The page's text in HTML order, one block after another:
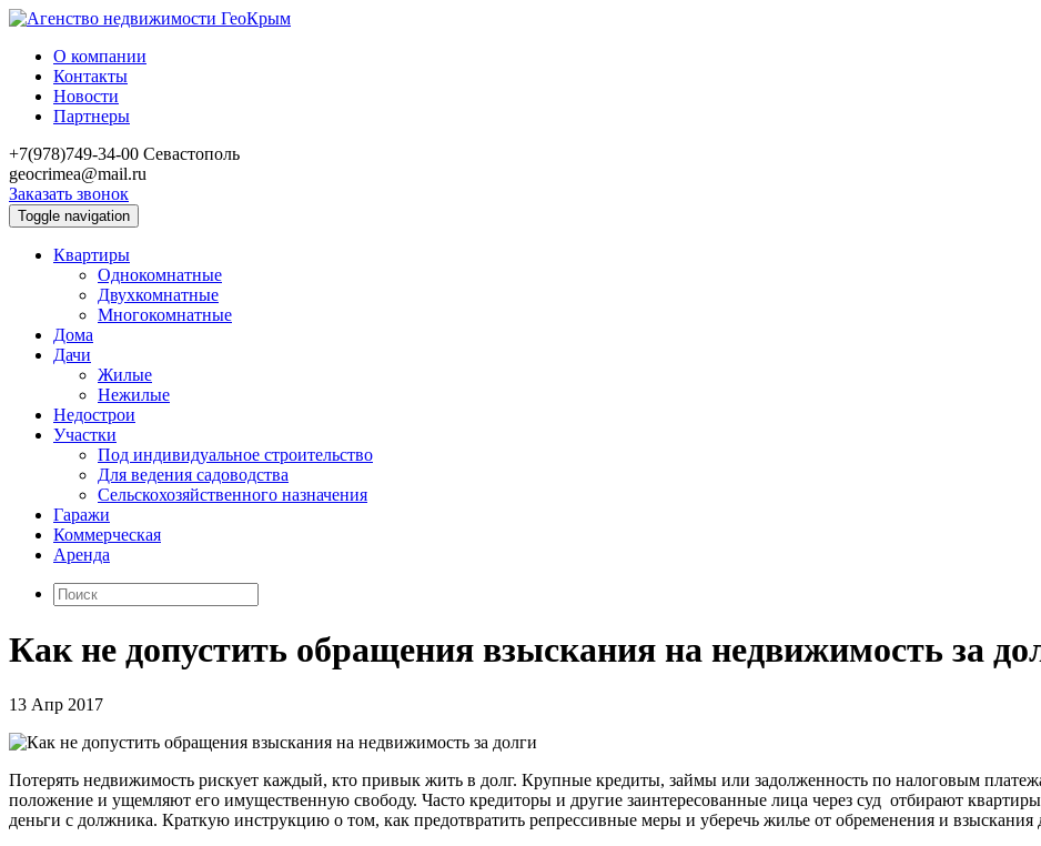
О компании
Контакты
Новости
Партнеры
+7(978)749-34-00 Севастополь
geocrimea@mail.ru
Заказать звонок
Toggle navigation
Квартиры
Однокомнатные
Двухкомнатные
Многокомнатные
Дома
Дачи
Жилые
Нежилые
Недострои
Участки
Под индивидуальное строительство
Для ведения садоводства
Сельскохозяйственного назначения
Гаражи
Коммерческая
Аренда
Как не допустить обращения взыскания на недвижимость за
13 Апр 2017
Потерять недвижимость рискует каждый, кто привык жить в долг. Крупные кредиты, займы или задолженность по налоговым
положение и ущемляют его имущественную свободу. Часто кредиторы и другие заинтересованные лица через суд отбирают
деньги с должника. Краткую инструкцию о том, как предотвратить репрессивные меры и уберечь жилье от обременения и взыскания